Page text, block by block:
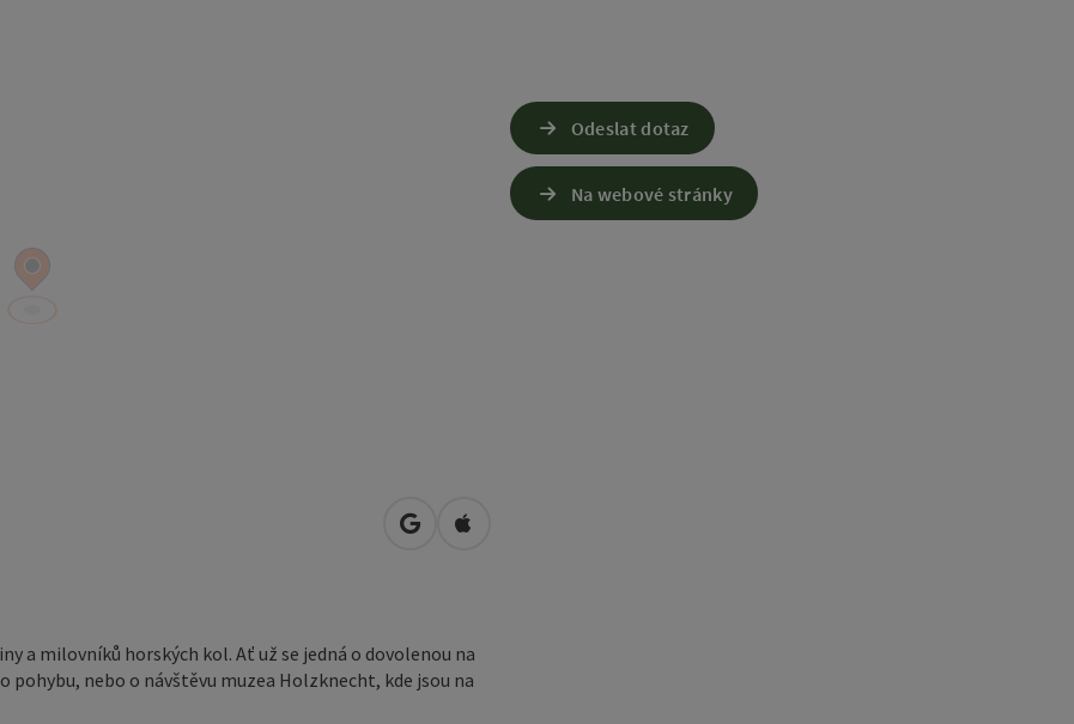
Otevřít v Mapách Google
Otevřít v Mapách Apple
a milovníků horských kol. Ať už se jedná o dovolenou na
nebo o návštěvu muzea Holzknecht, kde jsou na
Odeslat dotaz
Na webové stránky